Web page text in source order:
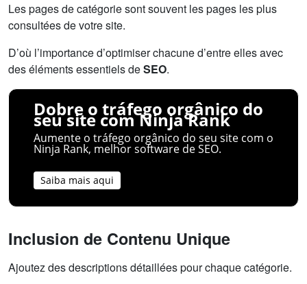
Les pages de catégorie sont souvent les pages les plus
consultées de votre site.
D’où l’importance d’optimiser chacune d’entre elles avec
des éléments essentiels deSEO.
Dobre o tráfego orgânico do
seu site com Ninja Rank
Aumente o tráfego orgânico do seu site com o
Ninja Rank, melhor software de SEO.
Saiba mais aqui
Inclusion de Contenu Unique
Ajoutez des descriptions détaillées pour chaque catégorie.